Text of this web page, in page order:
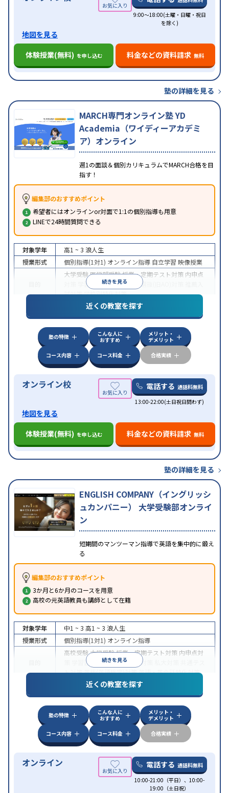
9:00～18:00(土曜・日曜・祝日
を除く)
地図を見る
体験授業(無料) を申し込む 料金などの資料請求 無料
塾の詳細を見る
MARCH専門オンライン塾 YD
Academia（ワイディーアカデミ
ア）オンライン
週1の面談＆個別カリキュラムでMARCH合格を目
指す！
編集部のおすすめポイント
希望者にはオンラインor対面で1:1の個別指導も用意
LINEで24時間質問できる
続きを見る
対象学年 高1 ~ 3 浪人生
授業形式
個別指導(1対1) オンライン指導 自立学習 映像授業
大学受験医学部受験授業・定期テスト対策 内申点
学習習慣の定着 総合型選抜(旧AO)対策
試対策学校別特化対策
特徴
中高一貫校生に対応授業の振替可能
学習にPC・タブレットを利用オンライン対応1
科目から受講可能
近くの教室を探す
塾の特徴
こんな人に
おすすめ
メリット・
デメリット
コース内容
コース料金 合格実績
オンライン校 電話する 通話料無料
13:00-22:00(土日祝日問わず)
地図を見る
体験授業(無料) を申し込む 料金などの資料請求 無料
塾の詳細を見る
ENGLISH COMPANY（イングリッシ
ュカンパニー） 大学受験部オンライ
ン
短期間のマンツーマン指導で英語を集中的に鍛え
る
編集部のおすすめポイント
3か月と6か月のコースを用意
高校の元英語教員も講師として在籍
続きを見る
対象学年 中1 ~ 3 高1 ~ 3 浪人生
授業形式
個別指導(1対1) オンライン指導
高校受験大学受験授業・定期テスト対策 内申点対
学習習慣の定着国公立大対策
ト対策英検(英語検定)対策英語・英会話特化対策
特徴
中高一貫校生に対応授業の振替可能
学習にPC・タブレットを利用オンライン対応1
科目から受講可能
近くの教室を探す
塾の特徴
こんな人に
おすすめ
メリット・
デメリット
コース内容
コース料金 合格実績
オンライン 電話する 通話料無料
10:00-21:00（平日）、10:00-
19:00（土日祝）